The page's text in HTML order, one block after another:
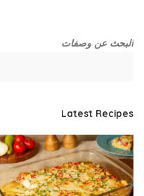
البحث عن وصفات
Latest Recipes